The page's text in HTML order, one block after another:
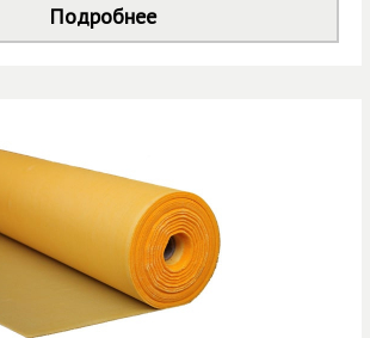
Подробнее